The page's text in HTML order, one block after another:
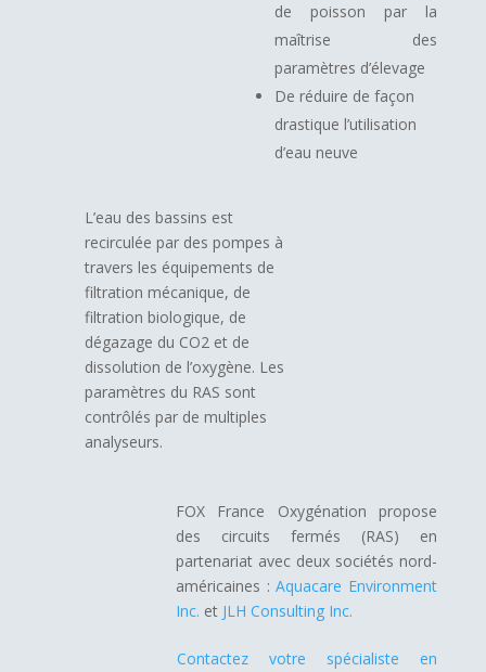
de poisson par la
maîtrise des
paramètres d’élevage
De réduire de façon
drastique l’utilisation
d’eau neuve
L’eau des bassins est
recirculée par des pompes à
travers les équipements de
filtration mécanique, de
filtration biologique, de
dégazage du CO2 et de
dissolution de l’oxygène. Les
paramètres du RAS sont
contrôlés par de multiples
analyseurs.
FOX France Oxygénation propose
des circuits fermés (RAS) en
partenariat avec deux sociétés nord-
américaines :Aquacare Environment
Inc. et JLH Consulting Inc.
Contactez votre spécialiste en